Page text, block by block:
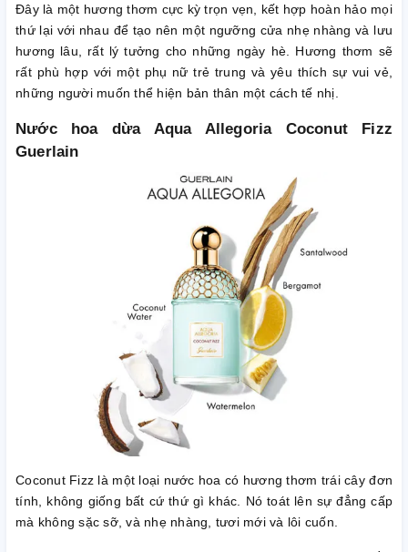
Đây là một hương thơm cực kỳ trọn vẹn, kết hợp hoàn hảo mọi
thứ lại với nhau để tạo nên một ngưỡng cửa nhẹ nhàng và lưu
hương lâu, rất lý tưởng cho những ngày hè. Hương thơm sẽ
rất phù hợp với một phụ nữ trẻ trung và yêu thích sự vui vẻ,
những người muốn thể hiện bản thân một cách tế nhị.
Nước hoa dừa Aqua Allegoria Coconut Fizz
Guerlain
Coconut Fizz là một loại nước hoa có hương thơm trái cây đơn
tính, không giống bất cứ thứ gì khác. Nó toát lên sự đẳng cấp
mà không sặc sỡ, và nhẹ nhàng, tươi mới và lôi cuốn.